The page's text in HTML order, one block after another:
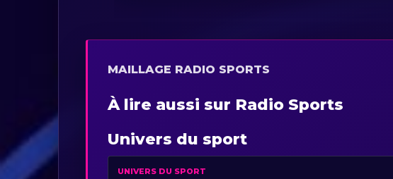
MAILLAGE RADIO SPORTS
À lire aussi sur Radio Sports
Univers du sport
UNIVERS DU SPORT